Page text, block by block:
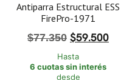
Antiparra Estructural ESS
FirePro-1971
$77.350 $59.500
Hasta
6 cuotas sin interés
desde